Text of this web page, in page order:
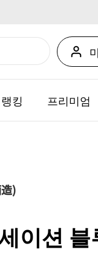
킹 프리미엄
)
이션 블